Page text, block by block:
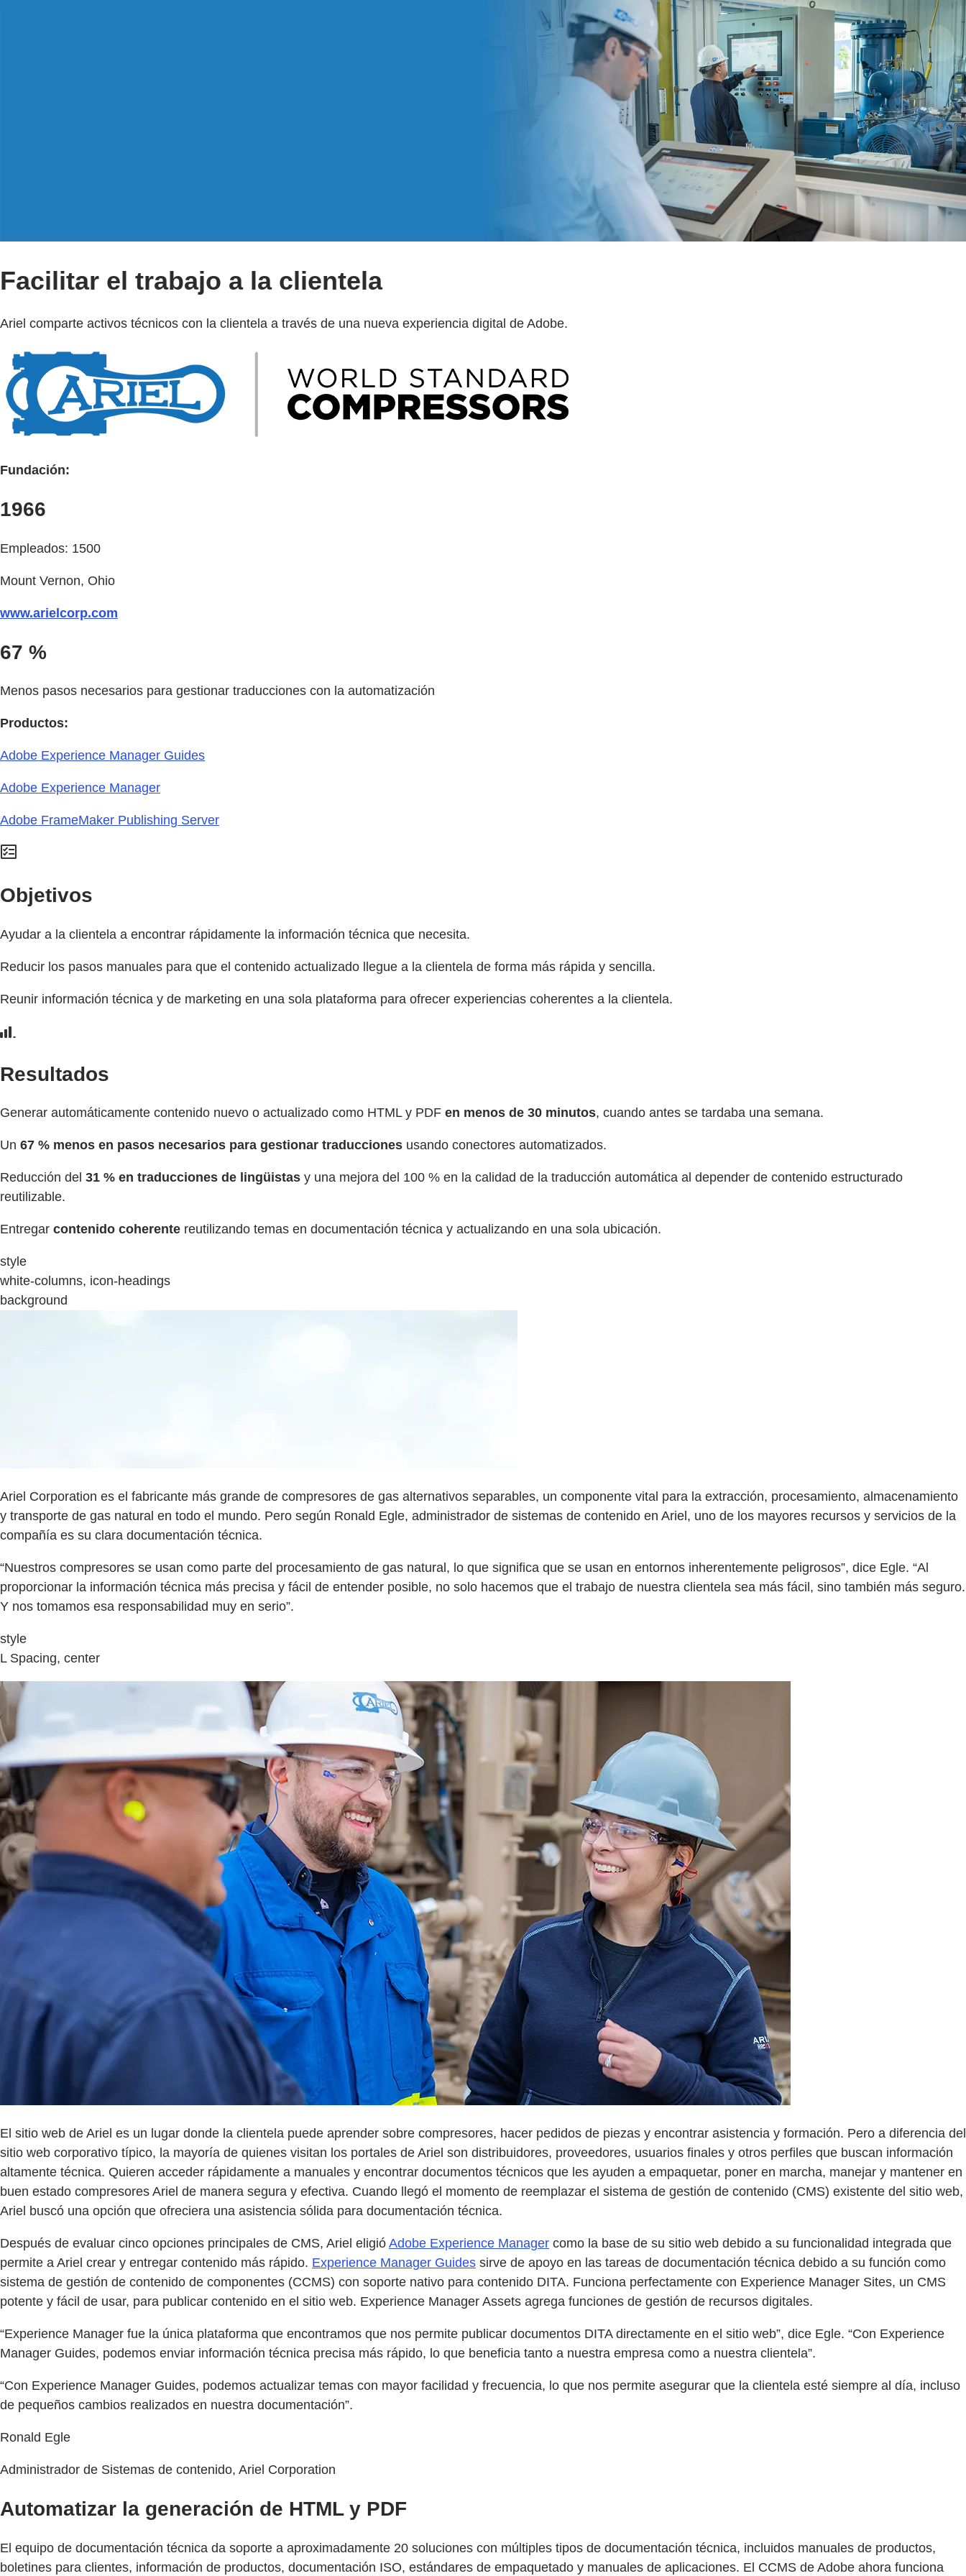
Facilitar el trabajo a la clientela
Ariel comparte activos técnicos con la clientela a través de una nueva experiencia digital de Adobe.
Fundación:
1966
Empleados: 1500
Mount Vernon, Ohio
www.arielcorp.com
67 %
Menos pasos necesarios para gestionar traducciones con la automatización
Productos:
Adobe Experience Manager Guides
Adobe Experience Manager
Adobe FrameMaker Publishing Server
Objetivos
Ayudar a la clientela a encontrar rápidamente la información técnica que necesita.
Reducir los pasos manuales para que el contenido actualizado llegue a la clientela de forma más rápida y sencilla.
Reunir información técnica y de marketing en una sola plataforma para ofrecer experiencias coherentes a la clientela.
Resultados
Generar automáticamente contenido nuevo o actualizado como HTML y PDF en menos de 30 minutos, cuando antes se tardaba una semana.
Un 67 % menos en pasos necesarios para gestionar traducciones usando conectores automatizados.
Reducción del 31 % en traducciones de lingüistas y una mejora del 100 % en la calidad de la traducción automática al depender de contenido estructurado
reutilizable.
Entregar contenido coherente reutilizando temas en documentación técnica y actualizando en una sola ubicación.
style
white-columns, icon-headings
background
Ariel Corporation es el fabricante más grande de compresores de gas alternativos separables, un componente vital para la extracción, procesamiento, almacenamiento
y transporte de gas natural en todo el mundo. Pero según Ronald Egle, administrador de sistemas de contenido en Ariel, uno de los mayores recursos y servicios de la
compañía es su clara documentación técnica.
“Nuestros compresores se usan como parte del procesamiento de gas natural, lo que significa que se usan en entornos inherentemente peligrosos”, dice Egle. “Al
proporcionar la información técnica más precisa y fácil de entender posible, no solo hacemos que el trabajo de nuestra clientela sea más fácil, sino también más seguro.
Y nos tomamos esa responsabilidad muy en serio”.
style
L Spacing, center
El sitio web de Ariel es un lugar donde la clientela puede aprender sobre compresores, hacer pedidos de piezas y encontrar asistencia y formación. Pero a diferencia del
sitio web corporativo típico, la mayoría de quienes visitan los portales de Ariel son distribuidores, proveedores, usuarios finales y otros perfiles que buscan información
altamente técnica. Quieren acceder rápidamente a manuales y encontrar documentos técnicos que les ayuden a empaquetar, poner en marcha, manejar y mantener en
buen estado compresores Ariel de manera segura y efectiva. Cuando llegó el momento de reemplazar el sistema de gestión de contenido (CMS) existente del sitio web,
Ariel buscó una opción que ofreciera una asistencia sólida para documentación técnica.
Después de evaluar cinco opciones principales de CMS, Ariel eligió Adobe Experience Manager como la base de su sitio web debido a su funcionalidad integrada que
permite a Ariel crear y entregar contenido más rápido. Experience Manager Guides sirve de apoyo en las tareas de documentación técnica debido a su función como
sistema de gestión de contenido de componentes (CCMS) con soporte nativo para contenido DITA. Funciona perfectamente con Experience Manager Sites, un CMS
potente y fácil de usar, para publicar contenido en el sitio web. Experience Manager Assets agrega funciones de gestión de recursos digitales.
“Experience Manager fue la única plataforma que encontramos que nos permite publicar documentos DITA directamente en el sitio web”, dice Egle. “Con Experience
Manager Guides, podemos enviar información técnica precisa más rápido, lo que beneficia tanto a nuestra empresa como a nuestra clientela”.
“Con Experience Manager Guides, podemos actualizar temas con mayor facilidad y frecuencia, lo que nos permite asegurar que la clientela esté siempre al día, incluso
de pequeños cambios realizados en nuestra documentación”.
Ronald Egle
Administrador de Sistemas de contenido, Ariel Corporation
Automatizar la generación de HTML y PDF
El equipo de documentación técnica da soporte a aproximadamente 20 soluciones con múltiples tipos de documentación técnica, incluidos manuales de productos,
boletines para clientes, información de productos, documentación ISO, estándares de empaquetado y manuales de aplicaciones. El CCMS de Adobe ahora funciona